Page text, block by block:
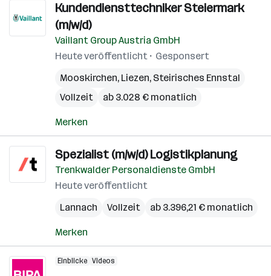
Kundendiensttechniker Steiermark
(m/w/d)
Vaillant Group Austria GmbH
Heute veröffentlicht
Gesponsert
Mooskirchen, Liezen, Steirisches Ennstal
Vollzeit
ab 3.028 € monatlich
Merken
Spezialist (m/w/d) Logistikplanung
Trenkwalder Personaldienste GmbH
Heute veröffentlicht
Lannach
Vollzeit ab 3.396,21 € monatlich
Merken
Einblicke Videos